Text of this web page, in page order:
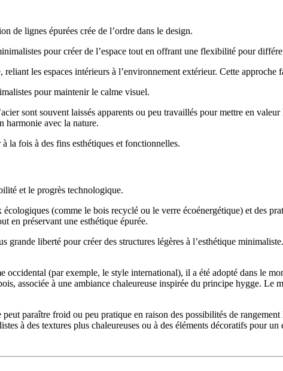
de lignes épurées crée de l’ordre dans le design.
pour créer de l’espace tout en offrant une flexibilité pour
les espaces intérieurs à l’environnement extérieur. Cette approche
pour maintenir le calme visuel.
sont souvent laissés apparents ou peu travaillés pour mettre en
harmonie avec la nature.
la fois à des fins esthétiques et fonctionnelles.
et le progrès technologique.
(comme le bois recyclé ou le verre écoénergétique) et des
en préservant une esthétique épurée.
liberté pour créer des structures légères à l’esthétique
occidental (par exemple, le style international), il a été adopté dans le
associée à une ambiance chaleureuse inspirée du principe hygge. Le
paraître froid ou peu pratique en raison des possibilités de
à des textures plus chaleureuses ou à des éléments décoratifs pour